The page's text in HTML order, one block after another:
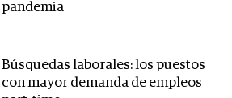
pandemia
Búsquedas laborales: los puestos
con mayor demanda de empleos